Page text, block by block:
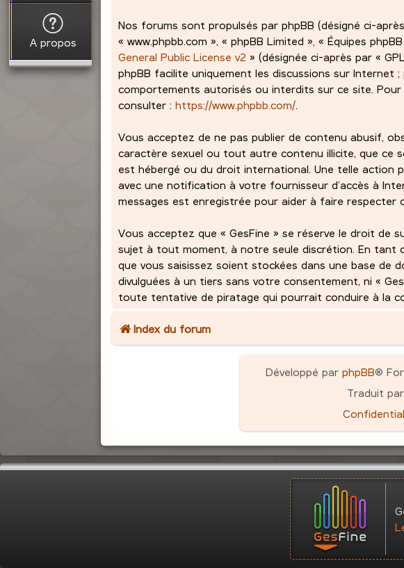
A propos
Nos forums sont propulsés par phpBB (désigné ci-
« www.phpbb.com », « phpBB Limited », « Équipes
General Public License v2 » (désignée ci-après par «
phpBB facilite uniquement les discussions sur Internet
comportements autorisés ou interdits sur ce site.
consulter :https://www.phpbb.com/.
Vous acceptez de ne pas publier de contenu abusif,
caractère sexuel ou tout autre contenu illicite, que ce
est hébergé ou du droit international. Une telle action
avec une notification à votre fournisseur d’accès à
messages est enregistrée pour aider à faire respecter
Vous acceptez que « GesFine » se réserve le droit de
sujet à tout moment, à notre seule discrétion. En tant
que vous saisissez soient stockées dans une base de
divulguées à un tiers sans votre consentement, ni «
toute tentative de piratage qui pourrait conduire à la
Index du forum
Développé par phpBB®
Traduit par